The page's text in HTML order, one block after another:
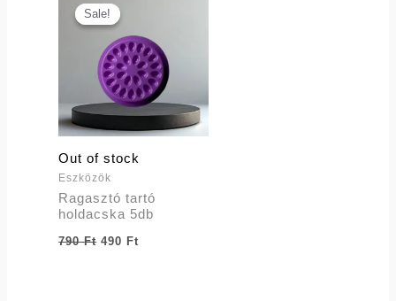
Sale!
Out of stock
Sale!
Eszközök
Ragasztó tartó
holdacska 5db
790Ft
price
was:
790 Ft.
490 Ft
490 Ft.